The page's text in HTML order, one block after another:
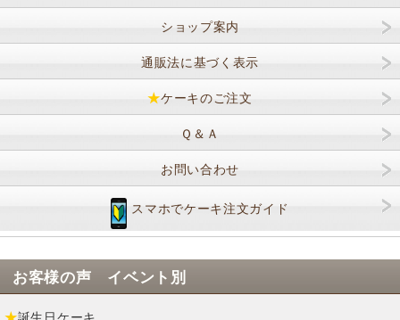
ショップ案内
通販法に基づく表示
★ケーキのご注文
Ｑ＆Ａ
お問い合わせ
スマホでケーキ注文ガイド
お客様の声 イベント別
★誕生日ケーキ